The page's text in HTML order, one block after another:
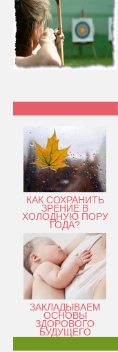
КАК СОХРАНИТЬ
ЗРЕНИЕ В
ХОЛОДНУЮ ПОРУ
ГОДА?
ЗАКЛАДЫВАЕМ
ОСНОВЫ
ЗДОРОВОГО
БУДУЩЕГО